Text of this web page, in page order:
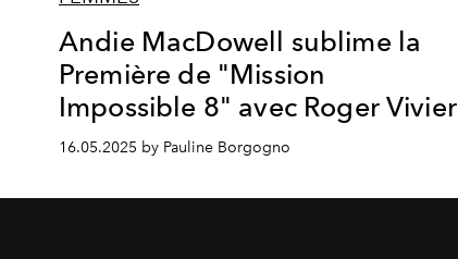
Andie MacDowell sublime la
Première de "Mission
Impossible 8" avec Roger Vivier
16.05.2025 by Pauline Borgogno